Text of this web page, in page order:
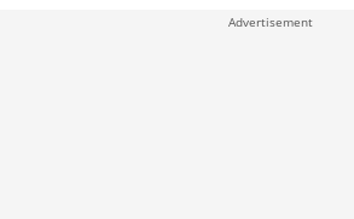
Advertisement